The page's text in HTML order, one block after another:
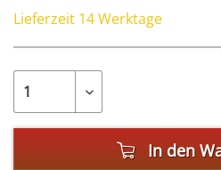
Lieferzeit 14 Werktage
In den